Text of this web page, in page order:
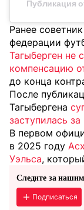
Публикация
Ранее
федерации
Тагыберген не
компенсацию
до конца
После
Тагыбергена
заступилась за
В первом
в 2025 году
Уэльса,
Следите за
Подписаться